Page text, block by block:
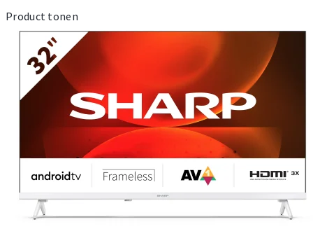
Product tonen